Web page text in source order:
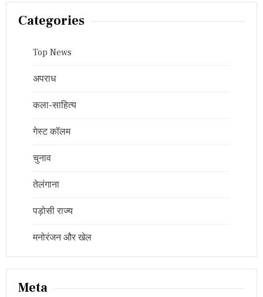
Categories
Top News
अपराध
कला-साहित्य
गेस्ट कॉलम
चुनाव
तेलंगाना
पड़ोसी राज्य
मनोरंजन और खेल
Meta